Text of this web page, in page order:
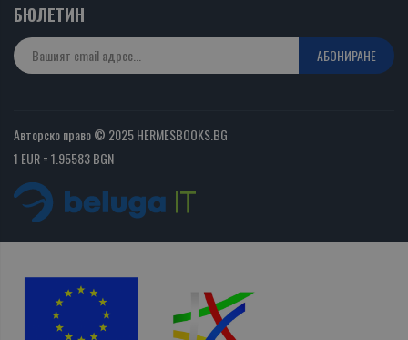
БЮЛЕТИН
АБОНИРАНЕ
Авторско право © 2025 HERMESBOOKS.BG
1 EUR = 1.95583 BGN